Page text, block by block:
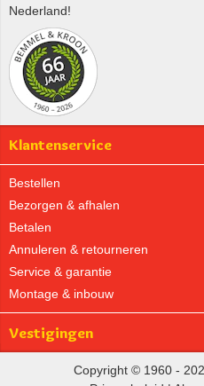
Nederland!
Klantenservice
Bestellen
Bezorgen & afhalen
Betalen
Annuleren & retourneren
Service & garantie
Montage & inbouw
Vestigingen
Copyright © 1960 -